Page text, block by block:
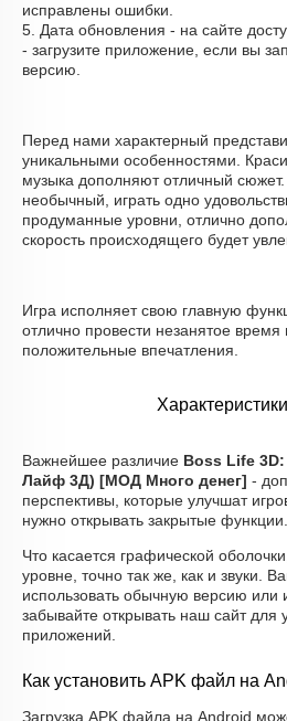
исправлены ошибки.
5. Дата обновления - на сайте
- загрузите приложение, если вы
версию.
Перед нами характерный
уникальными особенностями.
музыка дополняют отличный
необычный, играть одно
продуманные уровни, отлично
скорость происходящего будет
Игра исполняет свою главную
отлично провести незанятое время
положительные впечатления.
Важнейшее различие Boss Life
Лайф 3Д) [МОД Много денег] -
перспективы, которые улучшат
нужно открывать закрытые функции.
Что касается графической
уровне, точно так же, как и звуки.
использовать обычную версию
забывайте открывать наш сайт для
приложений.
Как установить APK файл на
Загрузка APK файла на Android